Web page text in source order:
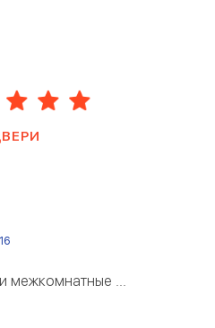
межкомнатные ...